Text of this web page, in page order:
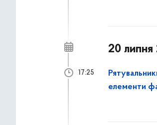
20 липня
елементи
17:25